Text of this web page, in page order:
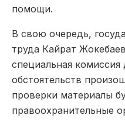
помощи.
В свою очередь,
труда Кайрат Жокебаев
специальная комиссия
обстоятельств
проверки материалы
правоохранительные